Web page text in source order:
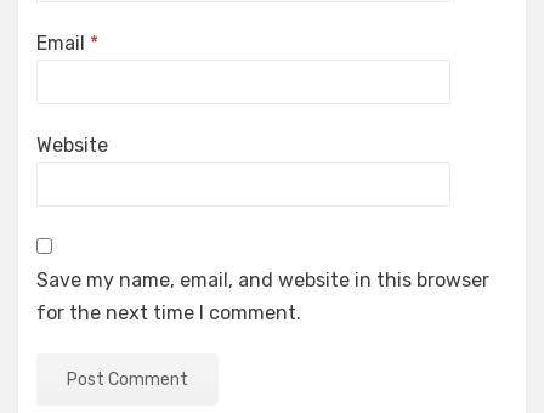
Email *
Website
Save my name, email, and website in this browser
for the next time I comment.